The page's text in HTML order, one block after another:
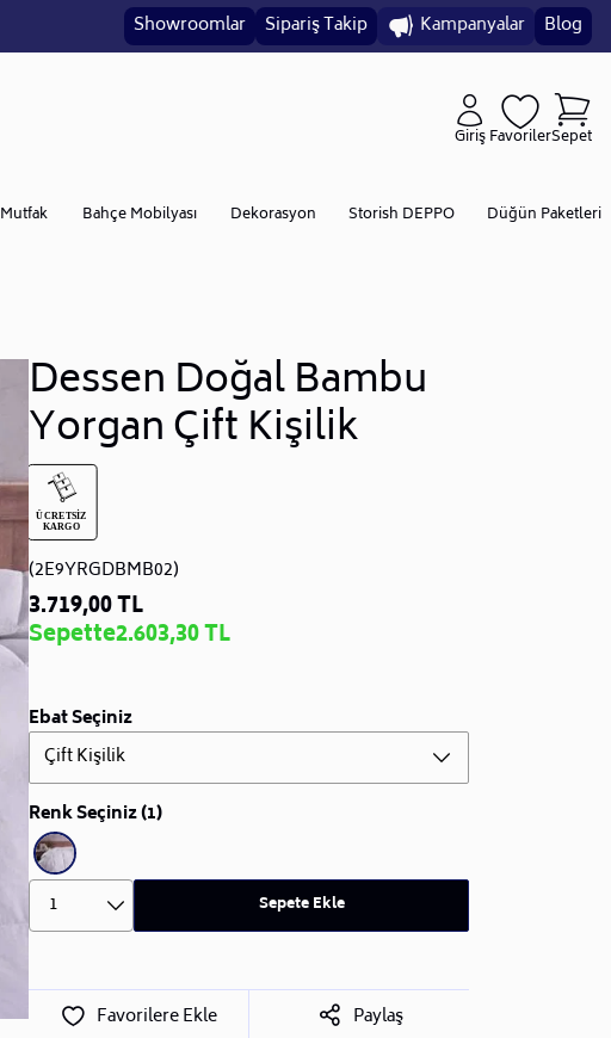
Showroomlar Sipariş Takip Kampanyalar Blog
GirişFavorilerSepet
Mutfak Bahçe Mobilyası Dekorasyon Storish DEPPO Düğün Paketleri
Dessen Doğal Bambu
Yorgan Çift Kişilik
(2E9YRGDBMB02)
3.719,00 TL
Sepette2.603,30 TL
Ebat Seçiniz
Çift Kişilik
Renk Seçiniz (1)
1 Sepete Ekle
Favorilere Ekle Paylaş